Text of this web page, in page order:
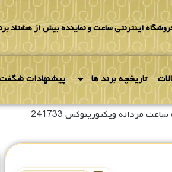
اینترنتی ساعت و نماینده بیش از هشتاد
تاریخچه برند ها پیشنهادات شگفت
مردانه ویکتورینوکس 241733